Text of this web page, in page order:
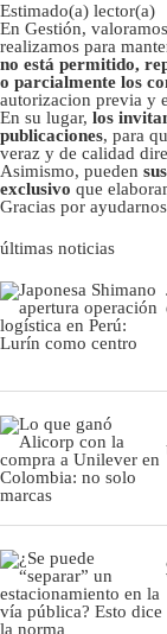
Estimado(a) lector(a)
En Gestión,
realizamos para
no está permitido,
o parcialmente los
autorizacion previa y
En su lugar, los
publicaciones, para
veraz y de calidad
Asimismo, pueden
exclusivo que
Gracias por
últimas noticias